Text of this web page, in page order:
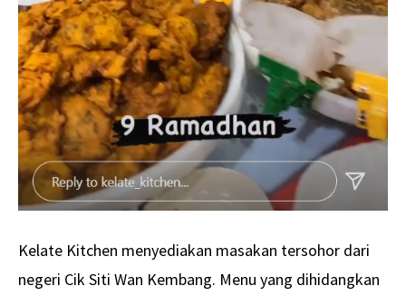
Kelate Kitchen menyediakan masakan tersohor dari
negeri Cik Siti Wan Kembang. Menu yang dihidangkan